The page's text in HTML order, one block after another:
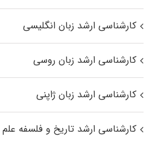
کارشناسی ارشد زبان انگلیسی
کارشناسی ارشد زبان روسی
کارشناسی ارشد زبان ژاپنی
کارشناسی ارشد تاریخ و فلسفه علم